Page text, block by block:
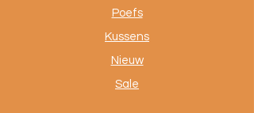
Poefs
Kussens
Nieuw
Sale